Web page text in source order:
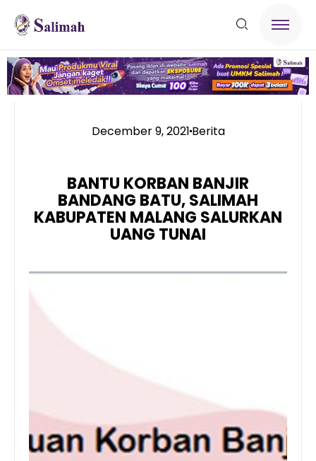
December 9, 2021Berita
BANTU KORBAN BANJIR
BANDANG BATU, SALIMAH
KABUPATEN MALANG SALURKAN
UANG TUNAI